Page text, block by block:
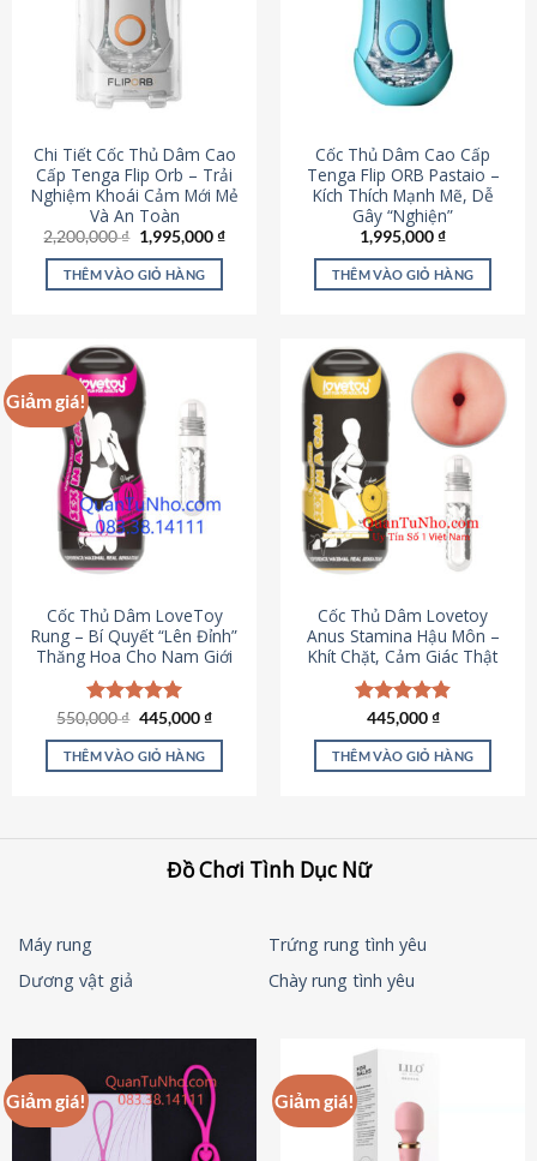
Chi Tiết Cốc Thủ Dâm Cao
Cấp Tenga Flip Orb – Trải
Nghiệm Khoái Cảm Mới Mẻ
Và An Toàn
2,200,000₫ Giá
gốc
là:
2,200,000 ₫.
1,995,000₫Giá
THÊM VÀO GIỎ HÀNG
Cốc Thủ Dâm Cao Cấp
Tenga Flip ORB Pastaio –
Kích Thích Mạnh Mẽ, Dễ
Gây “Nghiện”
1,995,000₫
THÊM VÀO GIỎ HÀNG
Giảm giá!
Cốc Thủ Dâm LoveToy
Rung – Bí Quyết “Lên Đỉnh”
Thăng Hoa Cho Nam Giới
Được xếp
hạng5.00
5 sao
550,000₫ Giá
là:
550,000 ₫.
445,000₫Giá
tại
THÊM VÀO GIỎ HÀNG
Cốc Thủ Dâm Lovetoy
Anus Stamina Hậu Môn –
Khít Chặt, Cảm Giác Thật
Được xếp
hạng4.84
5 sao
445,000₫
THÊM VÀO GIỎ HÀNG
Đồ Chơi Tình Dục Nữ
Máy rung
Trứng rung tình yêu
Dương vật giả
Chày rung tình yêu
Giảm giá! Giảm giá!